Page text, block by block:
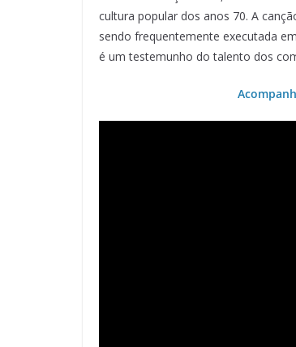
cultura popular dos anos 70. A
sendo frequentemente executada
é um testemunho do talento dos